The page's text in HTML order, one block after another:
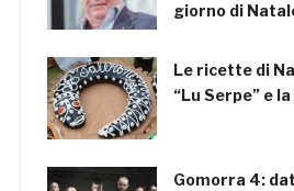
giorno di
Le ricette di
“Lu Serpe” e
Gomorra 4: